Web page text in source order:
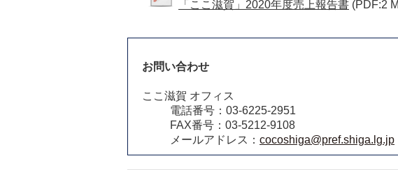
「ここ滋賀」2020年度売上報告書 (PDF:2
お問い合わせ
ここ滋賀 オフィス
電話番号：03-6225-2951
FAX番号：03-5212-9108
メールアドレス： cocoshiga@pref.shiga.lg.jp